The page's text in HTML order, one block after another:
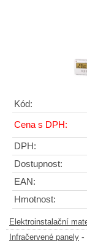
Kód:
Cena s DPH:
DPH:
Dostupnost:
EAN:
Hmotnost:
Elektroinstalační
Infračervené panely -